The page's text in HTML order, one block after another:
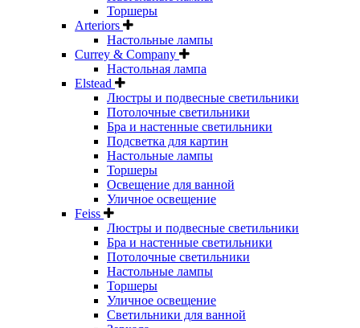
Торшеры
Arteriors
Настольные лампы
Currey & Company
Настольная лампа
Elstead
Люстры и подвесные светильники
Потолочные светильники
Бра и настенные светильники
Подсветка для картин
Настольные лампы
Торшеры
Освещение для ванной
Уличное освещение
Feiss
Люстры и подвесные светильники
Бра и настенные светильники
Потолочные светильники
Настольные лампы
Торшеры
Уличное освещение
Светильники для ванной